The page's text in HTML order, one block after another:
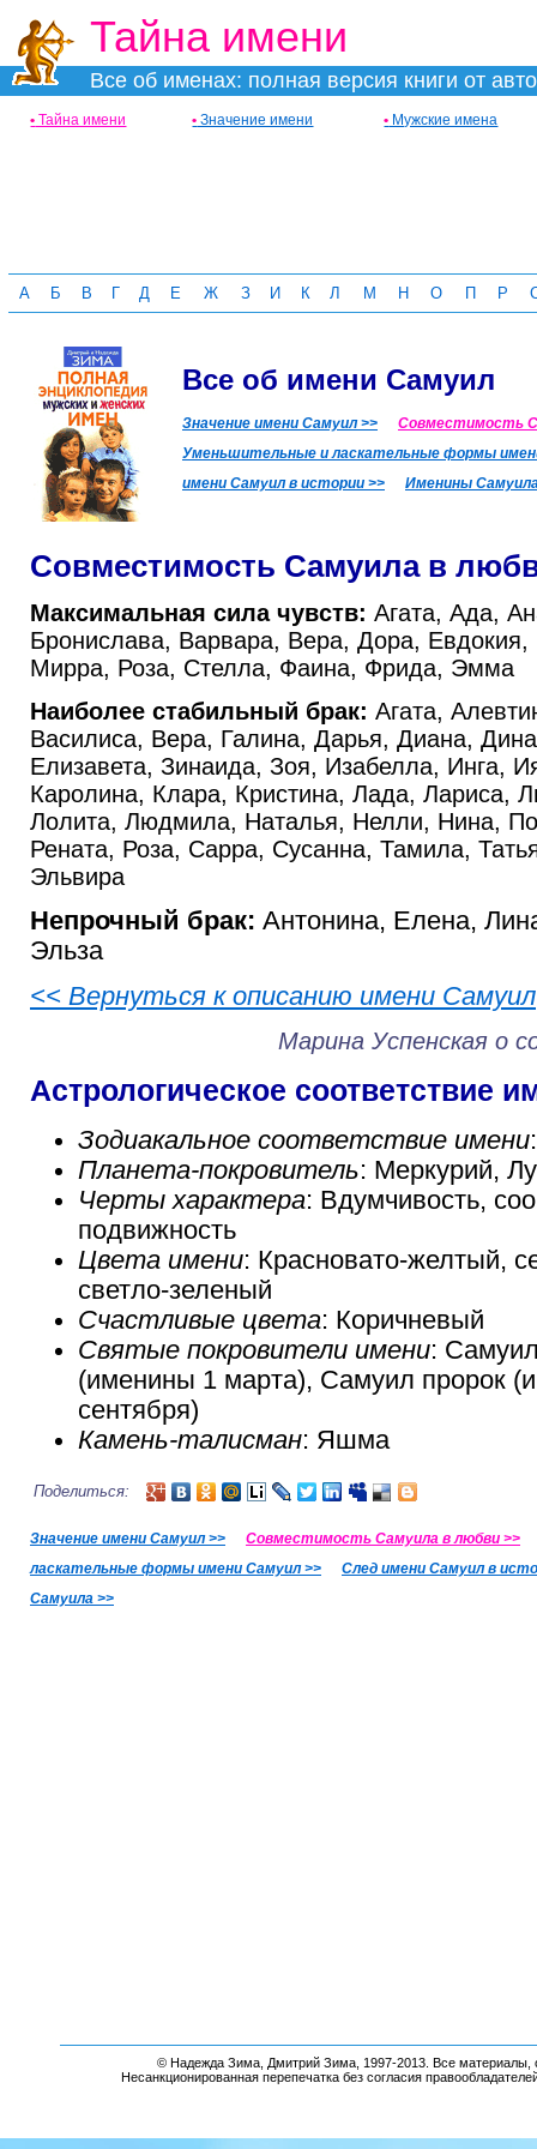
Тайна имени
Все об именах: полная версия книги от
• Тайна имени • Значение имени • Мужские имена
А Б В Г Д Е Ж З И К Л М Н О П Р
Все об имени Самуил
Значение имени Самуил >>
Совместимость
Уменьшительные и ласкательные формы
имени Самуил в истории >>
Именины
Совместимость Самуила в
Максимальная сила чувств: Агата, Ада,
Бронислава, Варвара, Вера, Дора,
Мирра, Роза, Стелла, Фаина, Фрида, Эмма
Наиболее стабильный брак: Агата,
Василиса, Вера, Галина, Дарья, Диана,
Елизавета, Зинаида, Зоя, Изабелла, Инга,
Каролина, Клара, Кристина, Лада, Лариса,
Лолита, Людмила, Наталья, Нелли, Нина,
Рената, Роза, Сарра, Сусанна, Тамила,
Эльвира
Непрочный брак: Антонина, Елена,
Эльза
<< Вернуться к описанию имени Самуил
Марина Успенская о
Астрологическое соответствие
Зодиакальное соответствие имени
Планета-покровитель: Меркурий,
Черты характера: Вдумчивость,
подвижность
Цвета имени: Красновато-желтый,
светло-зеленый
Счастливые цвета: Коричневый
Святые покровители имени:
(именины 1 марта), Самуил пророк
сентября)
Камень-талисман: Яшма
Поделиться:
Значение имени Самуил >>
Совместимость Самуила в любви >>
ласкательные формы имени Самуил >>
След имени Самуил в
Самуила >>
© Надежда Зима, Дмитрий Зима, 1997-2013. Все материалы,
Несанкционированная перепечатка без согласия